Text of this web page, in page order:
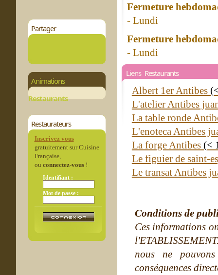
Partager
Animations
Restaurants
Restaurateurs
Inscrivez vous
gratuitement sur Cuisine
Française,
ou connectez-vous!
Identifiant :
Mot de passe :
Fermeture
- Lundi
Fermeture
- Lundi
Liens Restaurants
Albert 1er Antibes
L'atelier Antibes
La table ronde
L'enoteca Antibes
La forge Antibes (<
Le figuier de saint-
Le transat Antibes
Conditions de
Ces informations
nous ne
conséquences